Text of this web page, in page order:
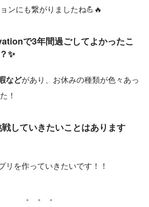
ンにも繋がりましたね💪🔥
で3年間過ごしてよかったこ
✨
などがあり、お休みの種類が色々あっ
！
していきたいことはあります
リを作っていきたいです！！